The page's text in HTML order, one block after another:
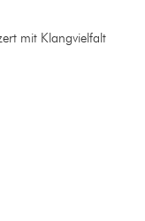
mit Klangvielfalt